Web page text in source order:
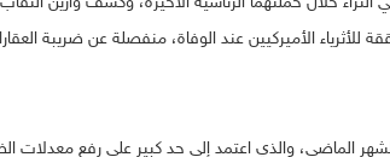
الأميركيين عند الوفاة، منفصلة عن ضريبة